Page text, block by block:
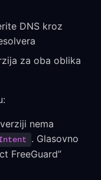
DNS kroz
za oba oblika
nema
. Glasovno
FreeGuard”